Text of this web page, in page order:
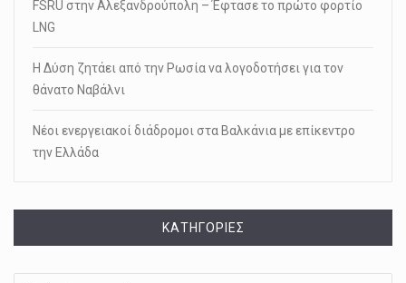
FSRU στην Αλεξανδρούπολη – Έφτασε το πρώτο φορτίο
LNG
Η Δύση ζητάει από την Ρωσία να λογοδοτήσει για τον
θάνατο Ναβάλνι
Νέοι ενεργειακοί διάδρομοι στα Βαλκάνια με επίκεντρο
την Ελλάδα
KΑΤΗΓΟΡΊΕΣ